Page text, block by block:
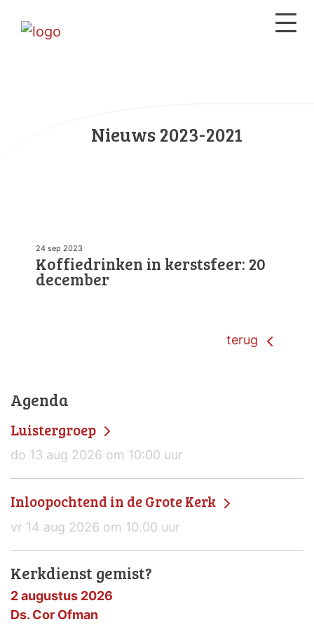
Nieuws 2023-2021
24 sep 2023
Koffiedrinken in kerstsfeer: 20
december
terug
Agenda
Luistergroep
do 13 aug 2026 om 10:00 uur
Inloopochtend in de Grote Kerk
vr 14 aug 2026 om 10.00 uur
Kerkdienst gemist?
2 augustus 2026
Ds. Cor Ofman